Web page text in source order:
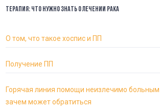
ТЕРАПИЯ: ЧТО НУЖНО ЗНАТЬ О ЛЕЧЕНИИ РАКА
О том, что такое хоспис и ПП
Получение ПП
Горячая линия помощи неизлечимо
зачем может обратиться